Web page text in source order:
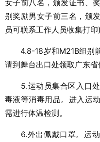
女子前八名，颁发证书、
别奖励男女子前三名，颁
员可联系工作人员收集打印)
4.8-18岁和M21B组别前
请到舞台出口处领取广东省
5.运动员集合区入口处
毒液等消毒用品。进入运
需进行体温检测。
6.外出佩戴口罩。运动